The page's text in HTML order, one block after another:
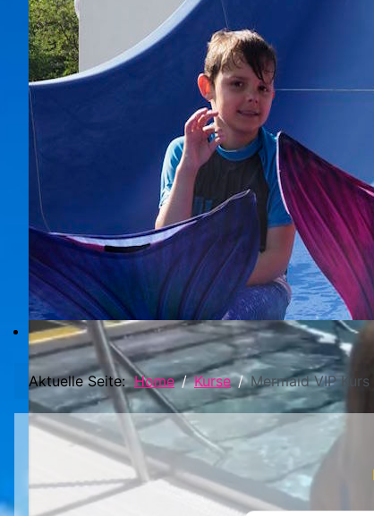
Aktuelle Seite:Home Kurse Mermaid VIP Kurs